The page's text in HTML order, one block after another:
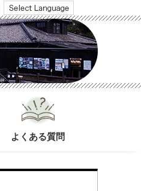
よくある質問